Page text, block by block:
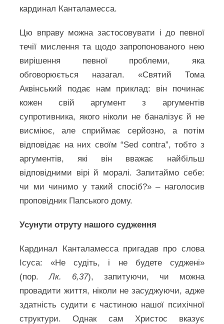
кардинал Канталамесса.
Цю вправу можна застосовувати і до певної
течії мислення та щодо запропонованого нею
вирішення певної проблеми, яка
обговорюється назагал. «Святий Тома
Аквінський подає нам приклад: він починає
кожен свій аргумент з аргументів
супротивника, якого ніколи не баналізує й не
висміює, але сприймає серйозно, а потім
відповідає на них своїм “Sed contra”, тобто з
аргументів, які він вважає найбільш
відповідними вірі й моралі. Запитаймо себе:
чи ми чинимо у такий спосіб?» – наголосив
проповідник Папського дому.
Усунути отруту нашого судження
Кардинал Канталамесса пригадав про слова
Ісуса: «Не судіть, і не будете суджені»
(пор.Лк. 6,37), запитуючи, чи можна
провадити життя, ніколи не засуджуючи, адже
здатність судити є частиною нашої психічної
структури. Однак сам Христос вказує